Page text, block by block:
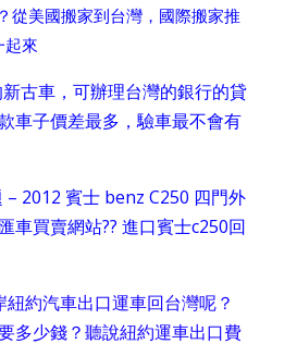
從美國搬家到台灣，國際搬家推
起來
古車，可辦理台灣的銀行的貸
車子價差最多，驗車最不會有
– 2012 賓士 benz C250 四門外
車買賣網站?? 進口賓士c250回
約汽車出口運車回台灣呢？
多少錢？聽說紐約運車出口費